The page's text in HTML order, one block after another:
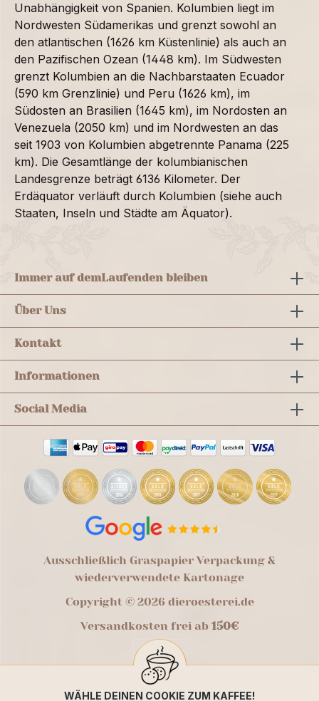
Unabhängigkeit von Spanien. Kolumbien liegt im
Nordwesten Südamerikas und grenzt sowohl an
den atlantischen (1626 km Küstenlinie) als auch an
den Pazifischen Ozean (1448 km). Im Südwesten
grenzt Kolumbien an die Nachbarstaaten Ecuador
(590 km Grenzlinie) und Peru (1626 km), im
Südosten an Brasilien (1645 km), im Nordosten an
Venezuela (2050 km) und im Nordwesten an das
seit 1903 von Kolumbien abgetrennte Panama (225
km). Die Gesamtlänge der kolumbianischen
Landesgrenze beträgt 6136 Kilometer. Der
Erdäquator verläuft durch Kolumbien (siehe auch
Staaten, Inseln und Städte am Äquator).
Immer auf demLaufenden bleiben
Über Uns
Kontakt
Informationen
Social Media
Ausschließlich Graspapier Verpackung &
wiederverwendete Kartonage
Copyright © 2026 dieroesterei.de
Versandkosten frei ab 150€
WÄHLE DEINEN COOKIE ZUM KAFFEE!